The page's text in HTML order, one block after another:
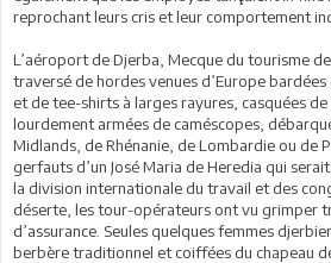
reprochant leurs cris et leur comportement
L’aéroport de Djerba, Mecque du tourisme
traversé de hordes venues d’Europe
et de tee-shirts à larges rayures, casquées
lourdement armées de caméscopes,
Midlands, de Rhénanie, de Lombardie ou de
gerfauts d’un José Maria de Heredia qui
la division internationale du travail et des
déserte, les tour-opérateurs ont vu grimper
d’assurance. Seules quelques femmes
berbère traditionnel et coiffées du chapeau